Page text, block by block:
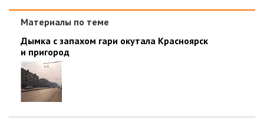
Материалы по теме
Дымка с запахом гари окутала Красноярск
и пригород